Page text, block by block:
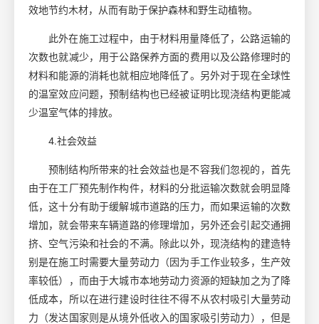
效地节约木材，从而有助于保护森林和野生动植物。
此外在施工过程中，由于材料用量降低了，公路运输的
次数也就减少，用于公路保养方面的费用以及公路修理时的
材料和能源的消耗也就相应地降低了。另外对于现在全球性
的温室效应问题，预制结构也已经被证明比现浇结构更能减
少温室气体的排放。
4.社会效益
预制结构所带来的社会效益也是不容我们忽视的，首先
由于在工厂预先制作构件，材料的分批运输次数就会明显降
低，这十分有助于缓解城市道路的压力，而如果运输的次数
增加，就会带来车辆道路的修理增加，另外还会引起交通拥
挤、空气污染和社会的不满。除此以外，现浇结构的建造特
别是在施工时需要大量劳动力（因为手工作业较多，生产效
率较低），而由于大城市本地劳动力资源的短缺加之为了降
低成本，所以在进行建设时往往不得不从农村吸引大量劳动
力（发达国家则是从境外低收入的国家吸引劳动力），但是